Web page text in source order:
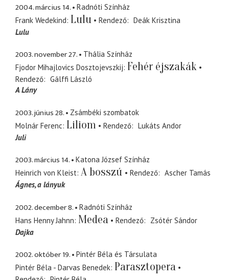
2004. március 14.
Radnóti Színház
Frank Wedekind Lulu Rendező
Deák Krisztina
Lulu
2003. november 27.
Thália Színház
Fjodor Mihajlovics Dosztojevszkij Fehér éjszakák
Rendező
Gálffi László
A Lány
2003. június 28.
Zsámbéki szombatok
Molnár Ferenc Liliom Rendező
Lukáts Andor
Juli
2003. március 14.
Katona József Színház
Heinrich von Kleist A bosszú Rendező
Ascher Tamás
Ágnes a lányuk
2002. december 8.
Radnóti Színház
Hans Henny Jahnn Medea Rendező
Zsótér Sándor
Dajka
2002. október 19.
Pintér Béla és Társulata
Pintér Béla - Darvas Benedek Parasztopera